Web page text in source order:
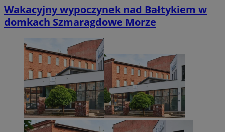
Wakacyjny wypoczynek nad Bałtykiem w
domkach Szmaragdowe Morze